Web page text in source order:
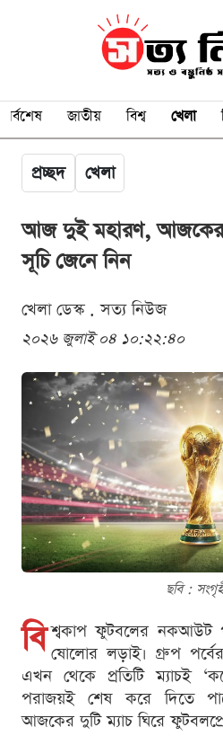
সর্বশেষ জাতীয় বিশ্ব খেলা
প্রচ্ছদ খেলা
আজ দুই মহারণ, আজকের
সূচি জেনে নিন
খেলা ডেস্ক . সত্য নিউজ
২০২৬ জুলাই ০৪ ১০:২২:৪০
ছবি :
বি শ্বকাপ ফুটবলের নকআউট
ষোলোর লড়াই। গ্রুপ
এখন থেকে প্রতিটি ম্যাচই
পরাজয়ই শেষ করে দিতে
আজকের দুটি ম্যাচ ঘিরে